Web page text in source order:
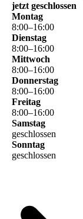
jetzt geschlossen
Montag
8:00–16:00
Dienstag
8:00–16:00
Mittwoch
8:00–16:00
Donnerstag
8:00–16:00
Freitag
8:00–16:00
Samstag
geschlossen
Sonntag
geschlossen